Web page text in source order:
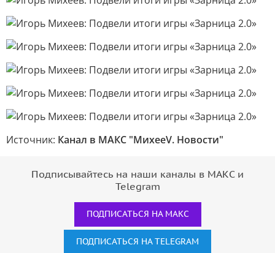
Источник: Канал в МАКС "МихееV. Новости"
Подписывайтесь на наши каналы в МАКС и
Telegram
ПОДПИСАТЬСЯ НА МАКС
ПОДПИСАТЬСЯ НА TELEGRAM